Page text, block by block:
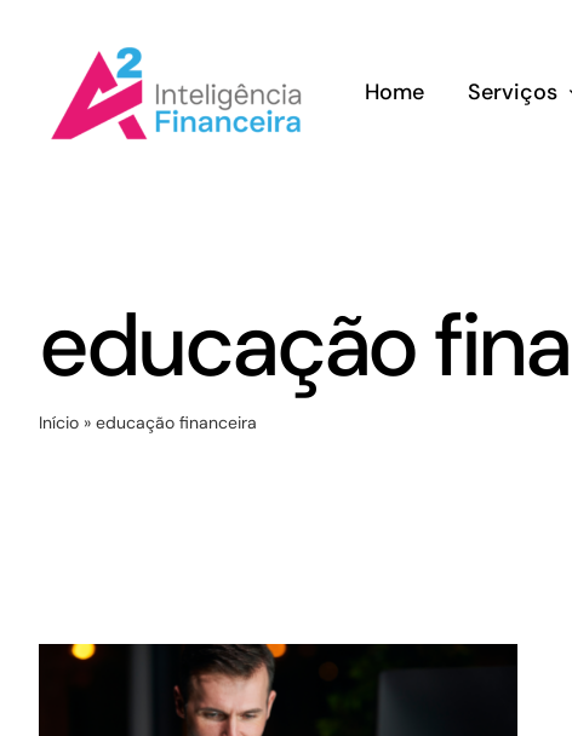
conteúdo
Home Serviços
educação
Início» educação financeira